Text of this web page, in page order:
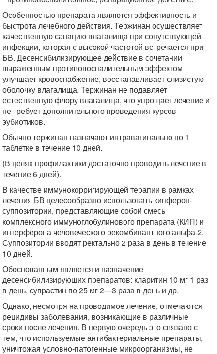
Особенностью препарата являются эффективность и
быстрота лечебного действия. Тержинан осуществляет
качественную санацию влагалища при сопутствующей
инфекции, которая с высокой частотой встречается при
БВ. Десенсибилизирующее действие в сочетании
выраженным противовоспалительным эффектом
улучшает кровоснабжение, восстанавливает слизистую
оболочку влагалища. Тержинан не подавляет
естественную флору влагалища, что упрощает лечение и
не требует дополнительного проведения курсов
эубиотиков.
Обычно тержинан назначают интравагинально по 1
таблетке в течение 10 дней.
(В целях профилактики достаточно проводить лечение в
течение 6 дней).
В качестве иммунокорригирующей терапии в рамках
лечения БВ целесообразно использовать кипферон-
суппозитории, представляющие собой смесь
комплексного иммуноглобулинового препарата (КИП) и
интерферона человеческого рекомбинантного альфа-2.
Суппозитории вводят ректально 2 раза в день в течение
10 дней.
Обоснованным является и назначение
десенсибилизирующих препаратов: кларитин 10 мг 1 раз
в день, супрастин по 25 мг 2—3 раза в день и др.
Однако, несмотря на проводимое лечение, отмечаются
рецидивы заболевания, возникающие в различные
сроки после лечения. В первую очередь это связано с
тем, что используемые антибактериальные препараты,
уничтожая условно-патогенные микроорганизмы, не